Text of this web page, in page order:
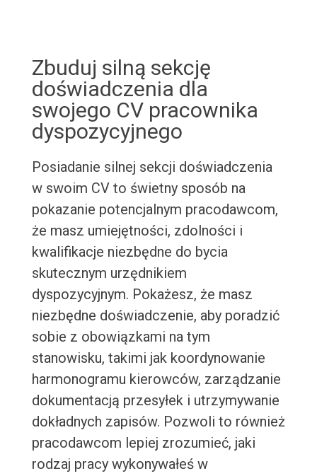
Zbuduj silną sekcję
doświadczenia dla
swojego CV pracownika
dyspozycyjnego
Posiadanie silnej sekcji doświadczenia
w swoim CV to świetny sposób na
pokazanie potencjalnym pracodawcom,
że masz umiejętności, zdolności i
kwalifikacje niezbędne do bycia
skutecznym urzędnikiem
dyspozycyjnym. Pokażesz, że masz
niezbędne doświadczenie, aby poradzić
sobie z obowiązkami na tym
stanowisku, takimi jak koordynowanie
harmonogramu kierowców, zarządzanie
dokumentacją przesyłek i utrzymywanie
dokładnych zapisów. Pozwoli to również
pracodawcom lepiej zrozumieć, jaki
rodzaj pracy wykonywałeś w